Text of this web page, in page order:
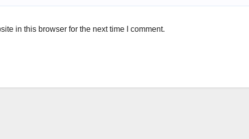
in this browser for the next time I comment.